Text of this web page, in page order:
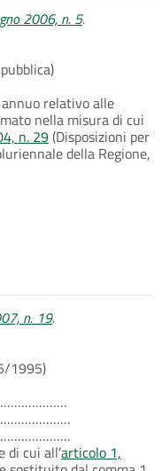
2006, n. 5.
relativo alle
nella misura di cui
n. 29(Disposizioni per
della Regione,
n. 19.
1995)
di cui all’articolo 1,